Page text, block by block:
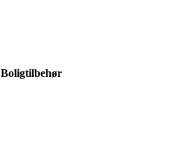
Boligtilbehør